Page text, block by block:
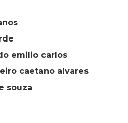
emilio carlos
caetano alvares
souza